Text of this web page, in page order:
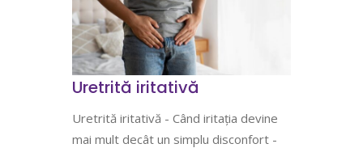
Uretrită iritativă
Uretrită iritativă - Când iritația devine
mai mult decât un simplu disconfort -